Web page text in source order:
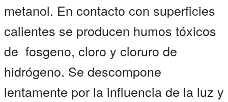
metanol. En contacto con superficies
calientes se producen humos tóxicos
de fosgeno, cloro y cloruro de
hidrógeno. Se descompone
lentamente por la influencia de la luz y